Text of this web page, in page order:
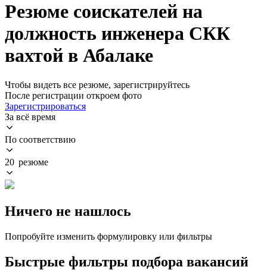
Резюме соискателей на
должность инженера СКК
вахтой в Абалаке
Чтобы видеть все резюме, зарегистрируйтесь
После регистрации откроем фото
Зарегистрироваться
За всё время
По соответствию
20 резюме
Ничего не нашлось
Попробуйте изменить формулировку или фильтры
Быстрые фильтры подбора вакансий